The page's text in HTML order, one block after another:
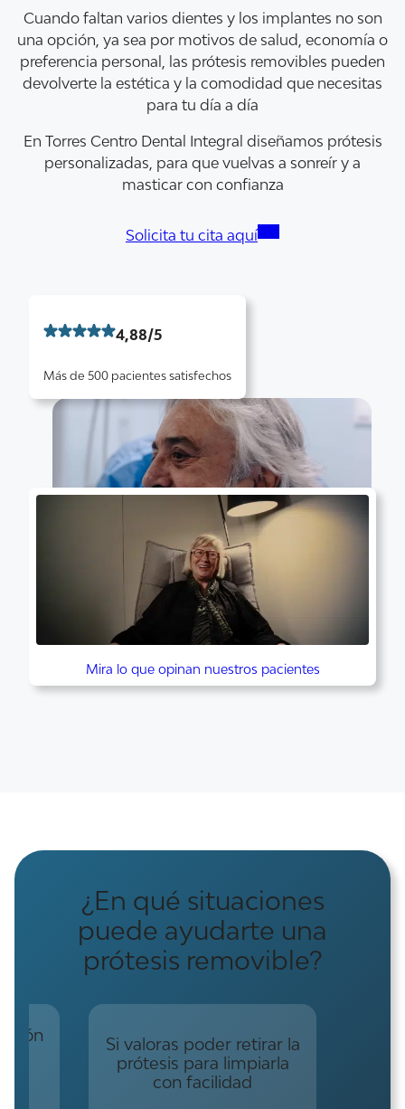
Cuando faltan varios dientes y los implantes no son
una opción, ya sea por motivos de salud, economía o
preferencia personal, las prótesis removibles pueden
devolverte la estética y la comodidad que necesitas
para tu día a día
En Torres Centro Dental Integral diseñamos prótesis
personalizadas, para que vuelvas a sonreír y a
masticar con confianza
Solicita tu cita aquí
4,88/5
Más de 500 pacientes satisfechos
Mira lo que opinan nuestros pacientes
¿En qué situaciones
puede ayudarte una
prótesis removible?
Si valoras poder retirar la
prótesis para limpiarla
con facilidad